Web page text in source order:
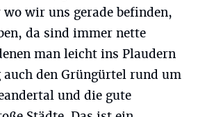
wir uns gerade befinden,
da sind immer nette
man leicht ins Plaudern
den Grüngürtel rund um
und die gute